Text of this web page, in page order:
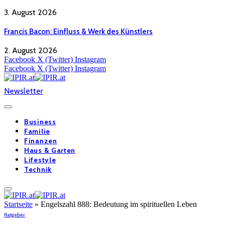
3. August 2026
Francis Bacon: Einfluss & Werk des Künstlers
2. August 2026
Facebook X (Twitter) Instagram
Facebook X (Twitter) Instagram
Newsletter
Business
Familie
Finanzen
Haus & Garten
Lifestyle
Technik
Startseite » Engelszahl 888: Bedeutung im spirituellen Leben
Ratgeber